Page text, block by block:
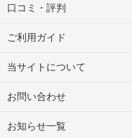
口コミ・評判
ご利用ガイド
当サイトについて
お問い合わせ
お知らせ一覧